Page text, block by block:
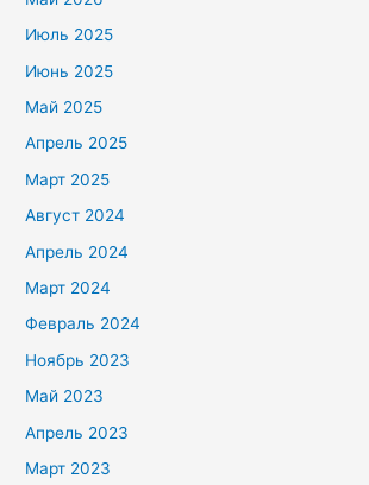
Июль 2025
Июнь 2025
Май 2025
Апрель 2025
Март 2025
Август 2024
Апрель 2024
Март 2024
Февраль 2024
Ноябрь 2023
Май 2023
Апрель 2023
Март 2023